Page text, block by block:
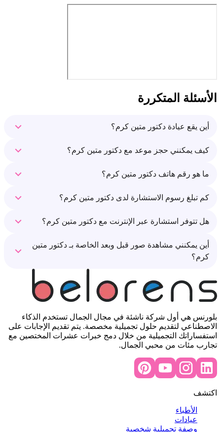
الأسئلة المتكررة
أين يقع عيادة دكتور متين كرم؟
كيف يمكنني حجز موعد مع دكتور متين كرم؟
ما هو رقم هاتف دكتور متين كرم؟
كم تبلغ رسوم الاستشارة لدى دكتور متين كرم؟
هل تتوفر استشارة عبر الإنترنت مع دكتور متين كرم؟
أين يمكنني مشاهدة صور قبل وبعد الخاصة بـ دكتور متين
كرم؟
بلورنس هي أول شركة ناشئة في مجال الجمال تستخدم الذكاء
الاصطناعي لتقديم حلول تجميلية مخصصة. يتم تقديم الإجابات على
استفساراتك التجميلية من خلال دمج خبرات عشرات المختصين مع
تجارب مئات من محبي الجمال.
اكتشف
الأطباء
عيادات
وصفة تجميلية شخصية